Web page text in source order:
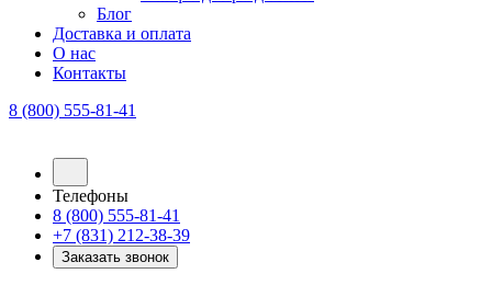
Блог
Доставка и оплата
О нас
Контакты
8 (800) 555-81-41
Телефоны
8 (800) 555-81-41
+7 (831) 212-38-39
Заказать звонок